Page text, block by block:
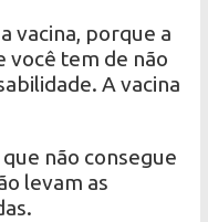
vacina, porque a
você tem de não
A vacina
não consegue
levam as